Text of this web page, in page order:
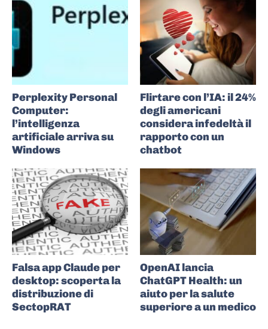
Perplexity Personal
Computer:
l’intelligenza
artificiale arriva su
Windows
Flirtare con l’IA: il 24%
degli americani
considera infedeltà il
rapporto con un
chatbot
Falsa app Claude per
desktop: scoperta la
distribuzione di
SectopRAT
OpenAI lancia
ChatGPT Health: un
aiuto per la salute
superiore a un medico